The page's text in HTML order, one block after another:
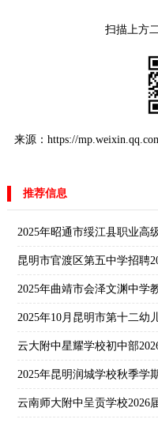
扫描上方
来源：https://
推荐信息
昆明市官渡区第五中学招聘
2025年曲靖市会泽文渊中学
2025年10月昆明市第十二幼
云大附中星耀学校初中部
2025年昆明润城学校秋季学
云南师大附中呈贡学校2026